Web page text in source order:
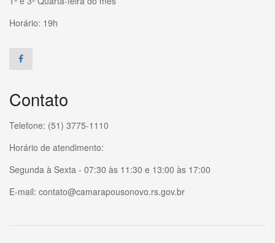
Horário: 19h
Contato
Telefone: (51) 3775-1110
Horário de atendimento:
Segunda à Sexta - 07:30 às 11:30 e 13:00 às 17:00
E-mail: contato@camarapousonovo.rs.gov.br